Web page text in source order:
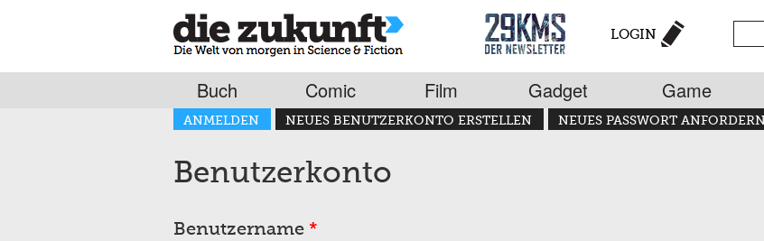
LOGIN
Buch Comic Film Gadget Game
Haupt-Reiter
ANMELDEN
(AKTIVER REITER)
NEUES BENUTZERKONTO ERSTELLEN NEUES PASSWORT ANFORDERN
Benutzerkonto
Benutzername *